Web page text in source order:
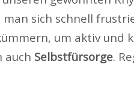
sich schnell
um aktiv und
auch Selbstfürsorge.